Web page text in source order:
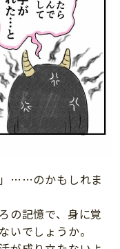
」……のかもしれま
の記憶で、身に覚
いでしょうか。